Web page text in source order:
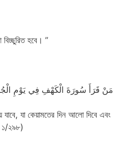
হবে। ”
مَنْ قَرَأَ سُورَةَ الْكَهْفِ فِي يَوْمِ
যা কেয়ামতের দিন আলো দিবে এবং
১/২৯৮)